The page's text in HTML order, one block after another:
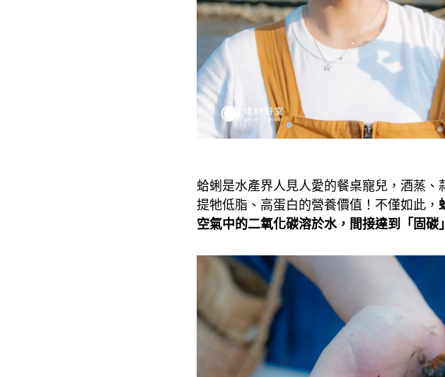
蛤蜊是水產界人見人愛的餐桌寵兒，酒蒸
提牠低脂、高蛋白的營養價值！不僅如此，
空氣中的二氧化碳溶於水，間接達到「固碳